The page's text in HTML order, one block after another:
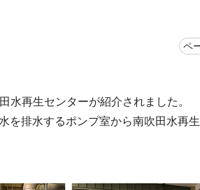
ペ
水再生センターが紹介されました。
を排水するポンプ室から南吹田水再